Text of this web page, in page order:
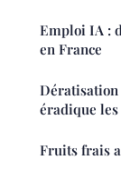
Emploi IA :
en France
éradique
Fruits frais